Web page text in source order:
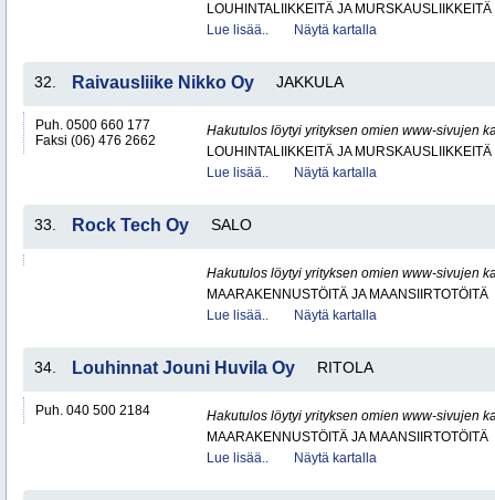
LOUHINTALIIKKEITÄ JA MURSKAUSLIIKKEITÄ
Lue lisää..
Näytä kartalla
32. Raivausliike Nikko Oy JAKKULA
Puh. 0500 660 177
Faksi (06) 476 2662
Hakutulos löytyi yrityksen omien www-sivujen
LOUHINTALIIKKEITÄ JA MURSKAUSLIIKKEITÄ
Lue lisää..
Näytä kartalla
33. Rock Tech Oy SALO
Hakutulos löytyi yrityksen omien www-sivujen
MAARAKENNUSTÖITÄ JA MAANSIIRTOTÖITÄ
Lue lisää..
Näytä kartalla
34. Louhinnat Jouni Huvila Oy RITOLA
Puh. 040 500 2184
Hakutulos löytyi yrityksen omien www-sivujen
MAARAKENNUSTÖITÄ JA MAANSIIRTOTÖITÄ
Lue lisää..
Näytä kartalla